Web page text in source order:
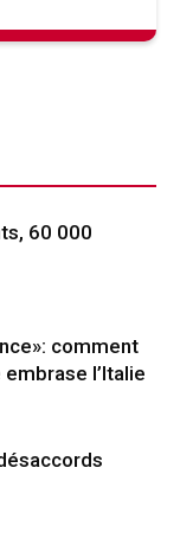
60 000
comment
l’Italie